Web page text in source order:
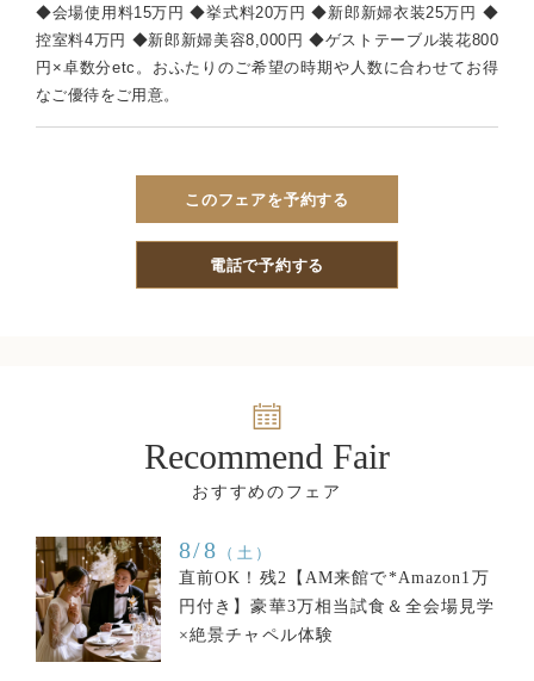
◆会場使用料15万円 ◆挙式料20万円 ◆新郎新婦衣装25万円 ◆
控室料4万円 ◆新郎新婦美容8,000円 ◆ゲストテーブル装花800
円×卓数分etc。おふたりのご希望の時期や人数に合わせてお得
なご優待をご用意。
このフェアを予約する
電話で予約する
Recommend Fair
8/8
（土）
直前OK！残2【AM来館で*Amazon1万
円付き】豪華3万相当試食＆全会場見学
×絶景チャペル体験